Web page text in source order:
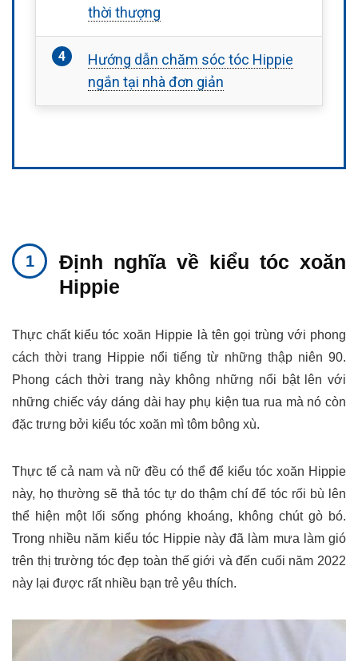
thời thượng
Hướng dẫn chăm sóc tóc Hippie
ngắn tại nhà đơn giản
Định nghĩa về kiểu tóc xoăn
Hippie
Thực chất kiểu tóc xoăn Hippie là tên gọi trùng với phong
cách thời trang Hippie nổi tiếng từ những thập niên 90.
Phong cách thời trang này không những nổi bật lên với
những chiếc váy dáng dài hay phụ kiện tua rua mà nó còn
đặc trưng bởi kiểu tóc xoăn mì tôm bông xù.
Thực tế cả nam và nữ đều có thể để kiểu tóc xoăn Hippie
này, họ thường sẽ thả tóc tự do thậm chí để tóc rối bù lên
thể hiện một lối sống phóng khoáng, không chút gò bó.
Trong nhiều năm kiểu tóc Hippie này đã làm mưa làm gió
trên thị trường tóc đẹp toàn thế giới và đến cuối năm 2022
này lại được rất nhiều bạn trẻ yêu thích.